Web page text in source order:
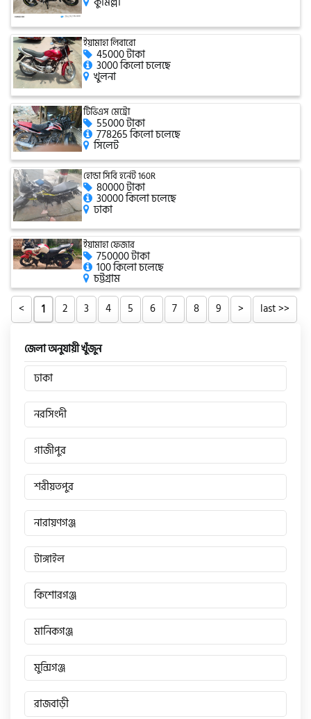
সিঙ্গার
এফবি মনডিয়াল
ডায়াং
গুড হুইল
ইয়ামাহা লিবারো
45000 টাকা
3000 কিলো চলেছে
খুলনা
টিভিএস মেট্রো
55000 টাকা
778265 কিলো চলেছে
সিলেট
হোন্ডা সিবি হর্নেট 160R
80000 টাকা
30000 কিলো চলেছে
ঢাকা
ইয়ামাহা ফেজার
750000 টাকা
100 কিলো চলেছে
চট্টগ্রাম
<
1 2 3 4 5 6 7 8 9 > last >>
জেলা অনুযায়ী খুঁজুন
ঢাকা
নরসিংদী
গাজীপুর
শরীয়তপুর
নারায়ণগঞ্জ
টাঙ্গাইল
কিশোরগঞ্জ
মানিকগঞ্জ
মুন্সিগঞ্জ
রাজবাড়ী